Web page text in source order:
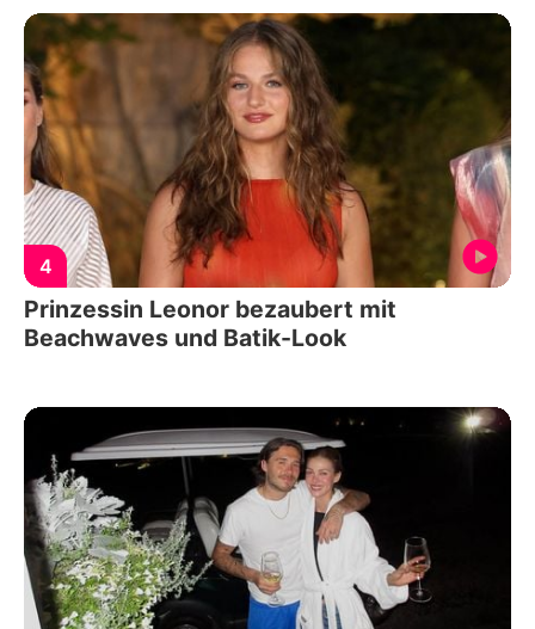
4
Prinzessin Leonor bezaubert mit
Beachwaves und Batik-Look